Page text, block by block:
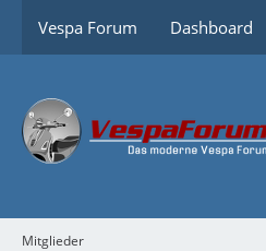
Vespa Forum Dashboard
Mitglieder